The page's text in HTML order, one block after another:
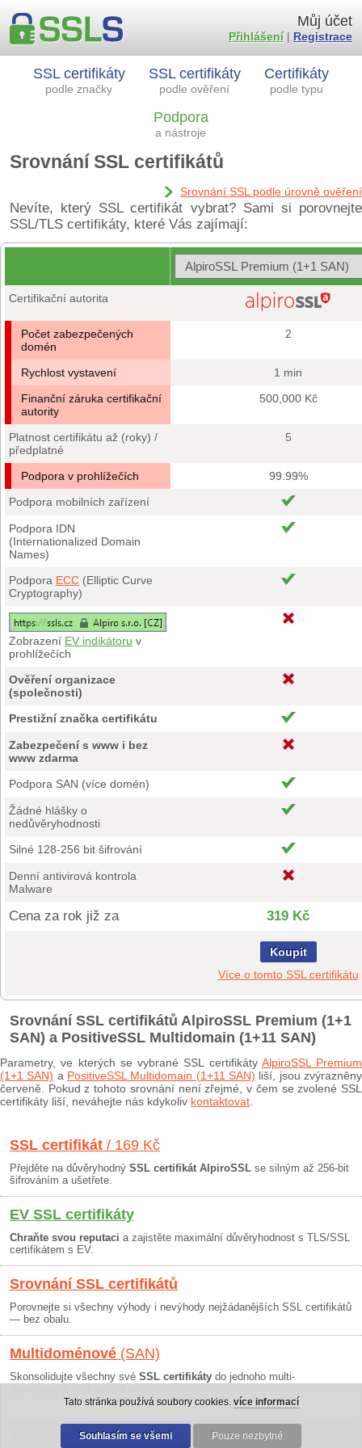
SSL certifikáty
podle značky
SSL certifikáty
podle ověření
Certifikáty
podle typu
Podpora
a nástroje
Můj účet
Přihlášení| Registrace
Srovnání SSL certifikátů
Srovnání SSL podle úrovně ověření
Nevíte, který SSL certifikát vybrat? Sami si porovnejte
SSL/TLS certifikáty, které Vás zajímají:
Certifikační autorita
Počet zabezpečených
domén
2
Rychlost vystavení
1 min
Finanční záruka certifikační
autority
500,000 Kč
Platnost certifikátu až (roky) /
předplatné
5
Podpora v prohlížečích
99.99%
Podpora mobilních zařízení
Podpora IDN
(Internationalized Domain
Names)
Podpora ECC (Elliptic Curve
Cryptography)
Zobrazení EV indikátoru v
prohlížečích
Ověření organizace
(společnosti)
Prestižní značka certifikátu
Zabezpečení s www i bez
www zdarma
Podpora SAN (více domén)
Žádné hlášky o
nedůvěryhodnosti
Silné 128-256 bit šifrování
Denní antivirová kontrola
Malware
Cena za rok již za 319 Kč
Koupit
Více o tomto SSL certifikátu
Srovnání SSL certifikátů AlpiroSSL Premium (1+1
SAN) a PositiveSSL Multidomain (1+11 SAN)
Parametry, ve kterých se vybrané SSL certifikáty AlpiroSSL Premium
(1+1 SAN) a PositiveSSL Multidomain (1+11 SAN) liší, jsou zvýrazněny
červeně. Pokud z tohoto srovnání není zřejmé, v čem se zvolené SSL
certifikáty liší, neváhejte nás kdykoliv kontaktovat
SSL certifikát / 169 Kč
Přejděte na důvěryhodný SSL certifikát AlpiroSSL se silným až 256-bit
šifrováním a ušetřete.
EV SSL certifikáty
Chraňte svou reputaci a zajistěte maximální důvěryhodnost s TLS/SSL
certifikátem s EV.
Srovnání SSL certifikátů
Porovnejte si všechny výhody i nevýhody nejžádanějších SSL certifikátů
— bez obalu.
Multidoménové (SAN)
Skonsolidujte všechny své SSL certifikáty do jednoho multi-
Obchodní podmínky|30 dní záruka
Tato stránka používá soubory cookies. více informací
Souhlasím se všemi Pouze nezbytné